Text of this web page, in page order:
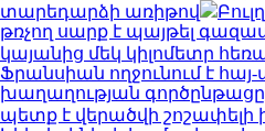
տարեդարձի առիթով
թռչող սարք է պայթել
կայանից մեկ կիլոմետր
Ֆրանսիան ողջունում է
խաղաղության
պետք է վերածվի շոշափելի